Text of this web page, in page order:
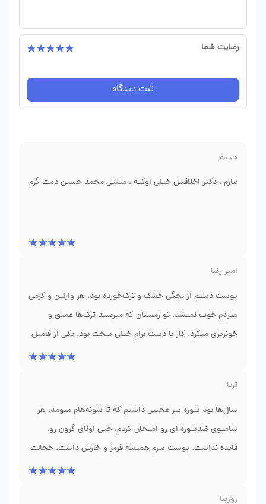
رضایت شما
ثبت دیدگاه
حسام
بنازم ، دکتر اخلاقش خیلی اوکیه ، مشتی محمد حسین دمت گرم
امیر رضا
پوست دستم از بچگی خشک و ترک‌خورده بود، هر وازلین و کرمی
میزدم خوب نمیشد. تو زمستان که میرسید ترک‌ها عمیق و
خونریزی میکرد. کار با دست برام خیلی سخت بود. یکی از فامیل
دکتر محمدحسین لهراسب رو معرفی کرد، متخصص پوست تو
بیوپسی کوچک از پوست گرفتن و جواب اومد که آره. برام یه
کرم مخصوص حاوی اوره و اسید لاکتیک ترکیبی تجویز کردن.
گفت هر شب با دستکش نخی بخواب. بعد سه هفته پوست
دستم نرم شد. بعد دو ماه دیگه اثری از ترک نبود. حالا میتونم
بدون درد ظرف بشورم و بافتنی ببافم. توضیح روند درمانش خیلی
ثریا
سال‌ها بود شوره سر عجیبی داشتم که تا شونه‌هام میومد. هر
شامپوی ضدشوره ای رو امتحان کردم، حتی اونای گرون رو،
فایده نداشت. پوست سرم همیشه قرمز و خارش داشت. خجالت
میکشیدم موهامو باز بذارم. یه روز در اینترنت سرچ کردم دیدم یه
روژینا